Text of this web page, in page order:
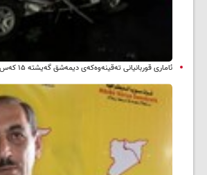
ئاماری قوربانیانی تەقینەوەکەی دیمەشق گەیشتە ۱۵ کەس